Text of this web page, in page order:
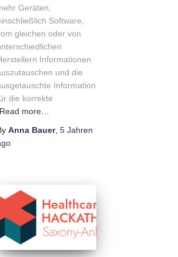
Geräten,
Software,
gleichen oder von
Informationen
und die
Information
die korrekte
Read more…
Anna Bauer, 5 Jahren